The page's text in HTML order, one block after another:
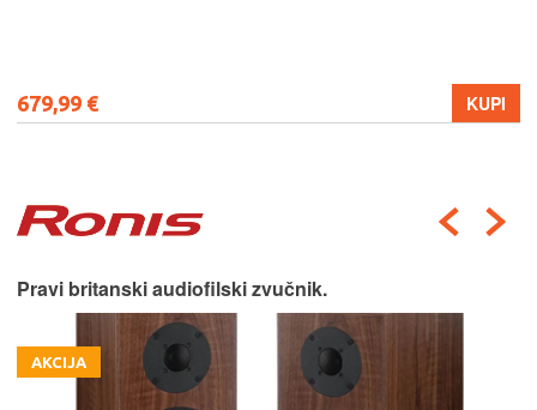
679,99 € KUPI
Pravi britanski audiofilski zvučnik.
AKCIJA